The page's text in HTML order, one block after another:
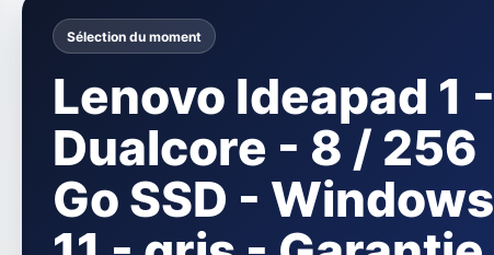
Sélection du moment
Canon imprimante
jet d'encre pixma
G3410 Paquet A4 -